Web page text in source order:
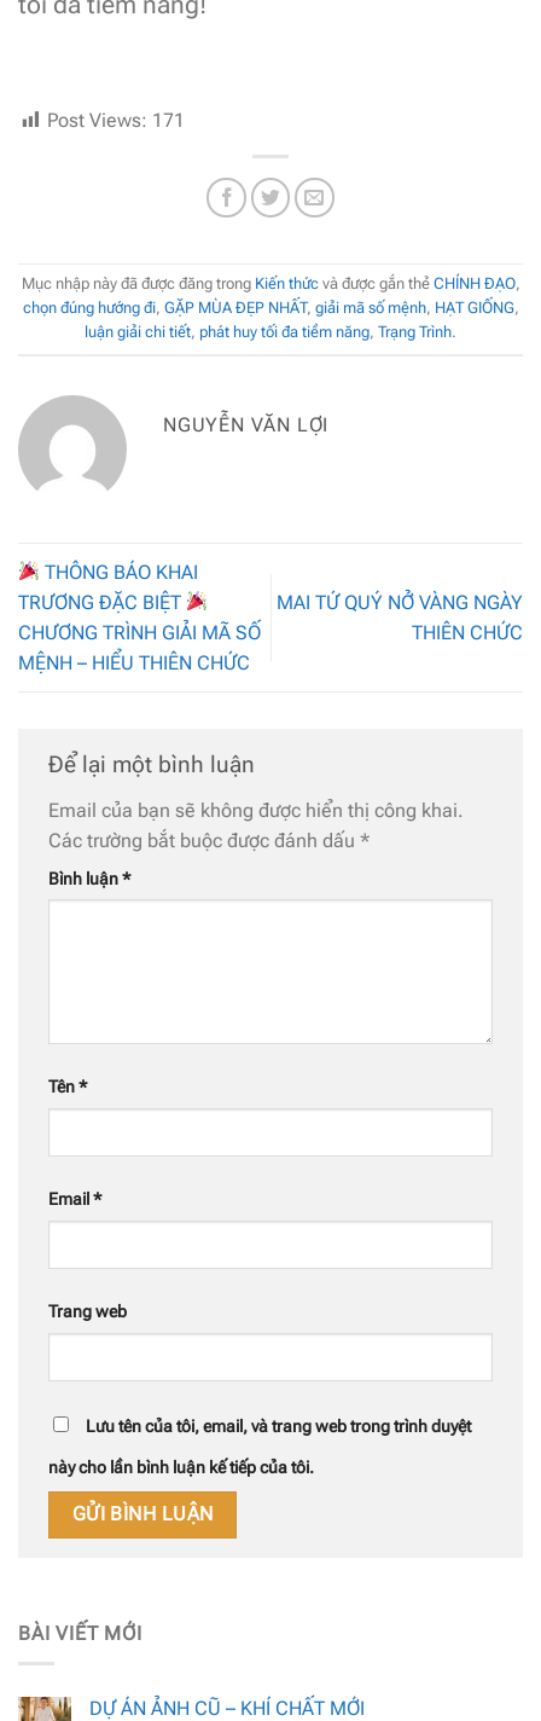
Post Views: 171
Mục nhập này đã được đăng trong Kiến thứcvà được gắn thẻ CHÍNH ĐẠO,
chọn đúng hướng đi, GẶP MÙA ĐẸP NHẤT, giải mã số mệnh, HẠT GIỐNG,
luận giải chi tiết, phát huy tối đa tiềm năng, Trạng Trình.
NGUYỄN VĂN LỢI
THÔNG BÁO KHAI
TRƯƠNG ĐẶC BIỆT
CHƯƠNG TRÌNH GIẢI MÃ SỐ
MỆNH – HIỂU THIÊN CHỨC
MAI TỨ QUÝ NỞ VÀNG NGÀY
THIÊN CHỨC
Để lại một bình luận
Email của bạn sẽ không được hiển thị công khai.
Các trường bắt buộc được đánh dấu *
Bình luận*
Tên*
Email *
Trang web
Lưu tên của tôi, email, và trang web trong trình duyệt
này cho lần bình luận kế tiếp của tôi.
BÀI VIẾT MỚI
DỰ ÁN ẢNH CŨ – KHÍ CHẤT MỚI